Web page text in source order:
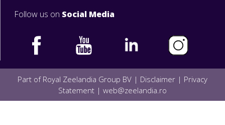
Follow us on Social Media
Part of Royal Zeelandia Group BV | Disclaimer | Privacy
Statement | web@zeelandia.ro